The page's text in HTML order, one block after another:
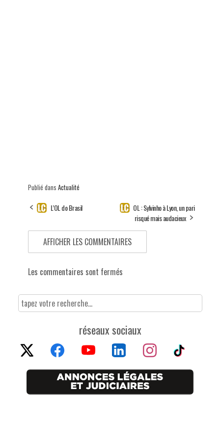
Publié dans Actualité
L’OL do Brasil
OL : Sylvinho à Lyon, un pari
risqué mais audacieux
AFFICHER LES COMMENTAIRES
Les commentaires sont fermés
réseaux sociaux